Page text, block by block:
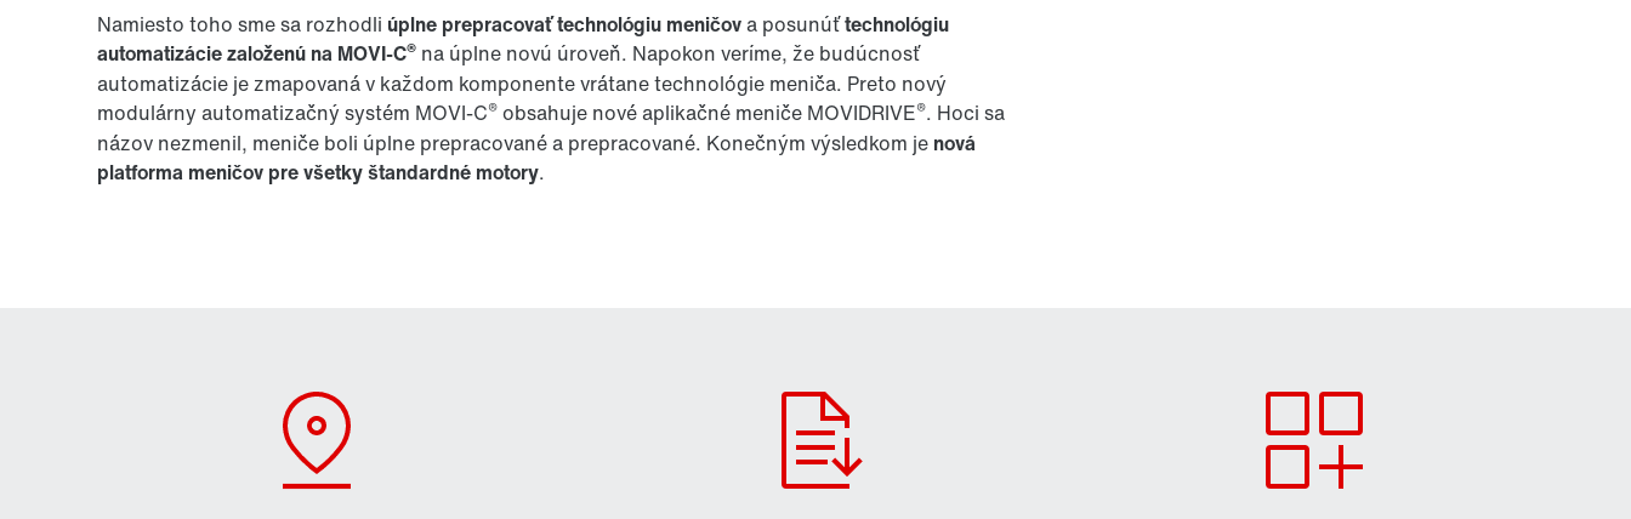
Namiesto toho sme sa rozhodli úplne prepracovať technológiu meničova posunúťtechnológiu
automatizácie založenú na MOVI-C® na úplne novú úroveň. Napokon veríme, že budúcnosť
automatizácie je zmapovaná v každom komponente vrátane technológie meniča. Preto nový
modulárny automatizačný systém MOVI-C® obsahuje nové aplikačné meniče MOVIDRIVE®. Hoci sa
názov nezmenil, meniče boli úplne prepracované a prepracované. Konečným výsledkom je nová
platforma meničov pre všetky štandardné motory.